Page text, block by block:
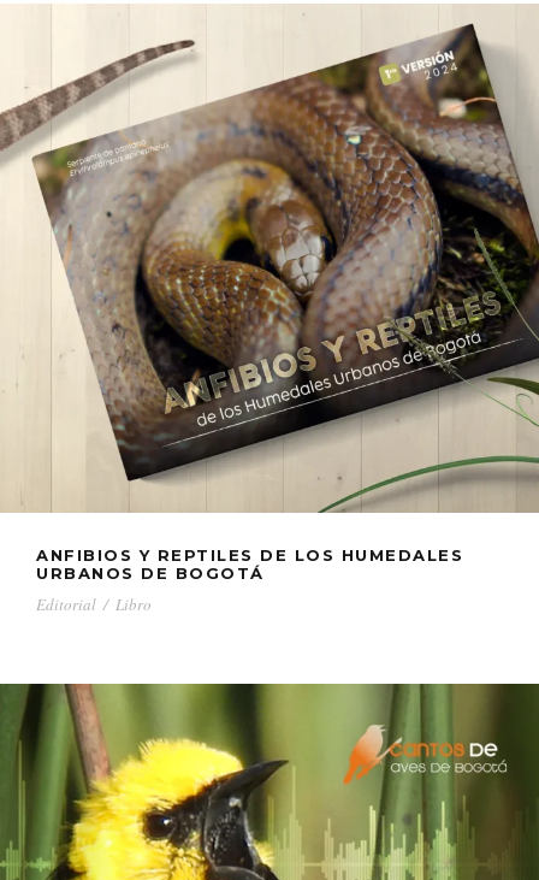
ANFIBIOS Y REPTILES DE LOS HUMEDALES
URBANOS DE BOGOTÁ
Editorial / Libro